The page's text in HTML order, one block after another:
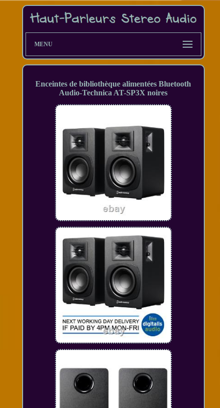
MENU
Enceintes de bibliothèque alimentées Bluetooth
Audio-Technica AT-SP3X noires